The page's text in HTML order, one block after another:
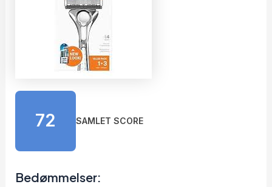
72 SAMLET SCORE
Bedømmelser: